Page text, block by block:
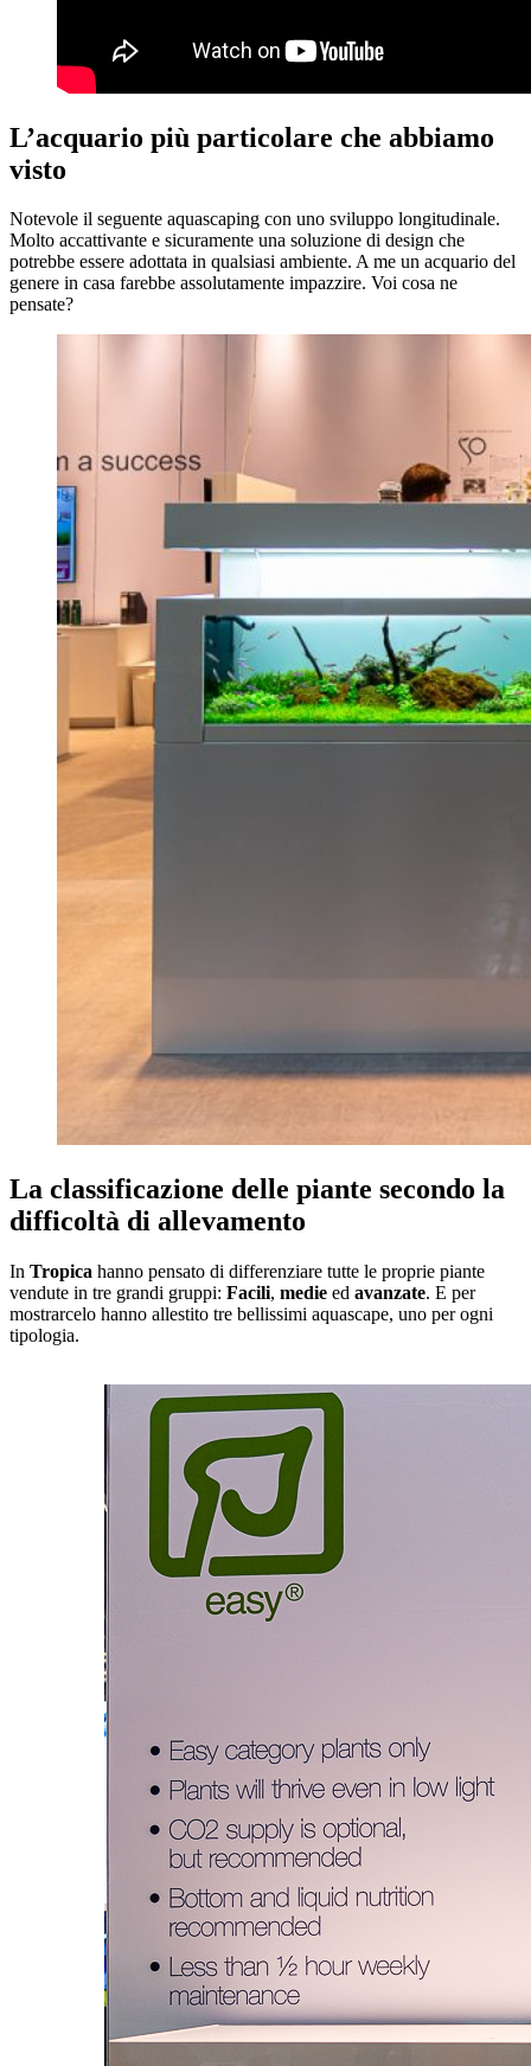
L’acquario più particolare che abbiamo
visto
Notevole il seguente aquascaping con uno sviluppo longitudinale.
Molto accattivante e sicuramente una soluzione di design che
potrebbe essere adottata in qualsiasi ambiente. A me un acquario del
genere in casa farebbe assolutamente impazzire. Voi cosa ne
pensate?
La classificazione delle piante secondo la
difficoltà di allevamento
In Tropica hanno pensato di differenziare tutte le proprie piante
vendute in tre grandi gruppi: Facili, medie ed avanzate. E per
mostrarcelo hanno allestito tre bellissimi aquascape, uno per ogni
tipologia.